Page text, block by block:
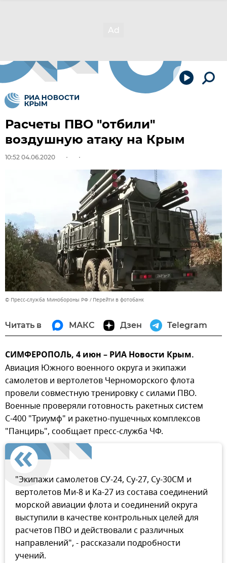
Расчеты ПВО "отбили"
воздушную атаку на Крым
10:52 04.06.2020
© Пресс-служба Минобороны РФ Перейти в фотобанк
Читать в МАКС Дзен Telegram
СИМФЕРОПОЛЬ, 4 июн – РИА Новости Крым.
Авиация Южного военного округа и экипажи
самолетов и вертолетов Черноморского флота
провели совместную тренировку с силами ПВО.
Военные проверяли готовность ракетных систем
С-400 "Триумф" и ракетно-пушечных комплексов
"Панцирь", сообщает пресс-служба ЧФ.
"Экипажи самолетов СУ-24, Су-27, Су-30СМ и
вертолетов Ми-8 и Ка-27 из состава соединений
морской авиации флота и соединений округа
выступили в качестве контрольных целей для
расчетов ПВО и действовали с различных
направлений", - рассказали подробности
учений.